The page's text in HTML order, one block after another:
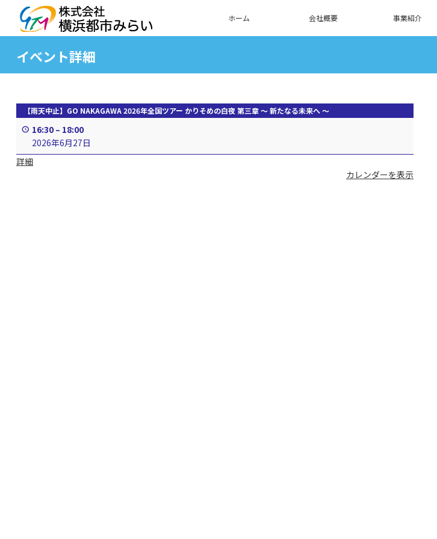
ホーム 会社概要 事業紹介
イベント詳細
【雨天中止】GO NAKAGAWA 2026年全国ツアー かりそめの白夜 第三章 ～ 新たなる未来へ ～
16:30 – 18:00
2026年6月27日
詳細
カレンダーを表示